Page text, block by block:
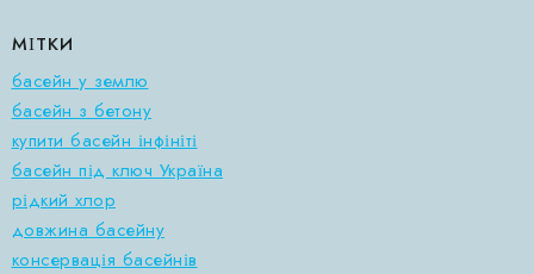
МІТКИ
басейн у землю
басейн з бетону
купити басейн інфініті
басейн під ключ Україна
рідкий хлор
довжина басейну
консервація басейнів